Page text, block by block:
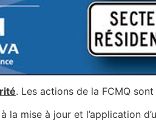
. Les actions de la FCMQ sont
la mise à jour et l’application